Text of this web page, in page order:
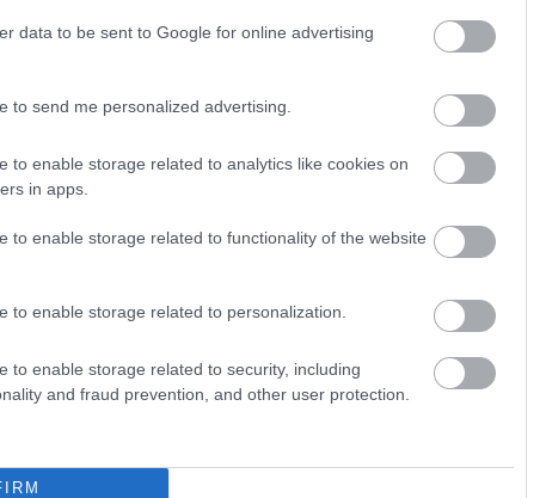
data to be sent to Google for online advertising
to send me personalized advertising.
to enable storage related to analytics like cookies on
in apps.
to enable storage related to functionality of the website
to enable storage related to personalization.
to enable storage related to security, including
and fraud prevention, and other user protection.
a közlekedésbiztonságra is komoly veszélyt
mivel az alkohol rontja a reakcióidőt, a
közúti közlekedési balesetek száma az elmúlt